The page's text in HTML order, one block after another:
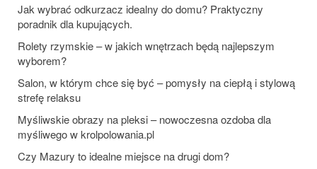
Jak wybrać odkurzacz idealny do domu? Praktyczny
poradnik dla kupujących.
Rolety rzymskie – w jakich wnętrzach będą najlepszym
wyborem?
Salon, w którym chce się być – pomysły na ciepłą i stylową
strefę relaksu
Myśliwskie obrazy na pleksi – nowoczesna ozdoba dla
myśliwego w krolpolowania.pl
Czy Mazury to idealne miejsce na drugi dom?